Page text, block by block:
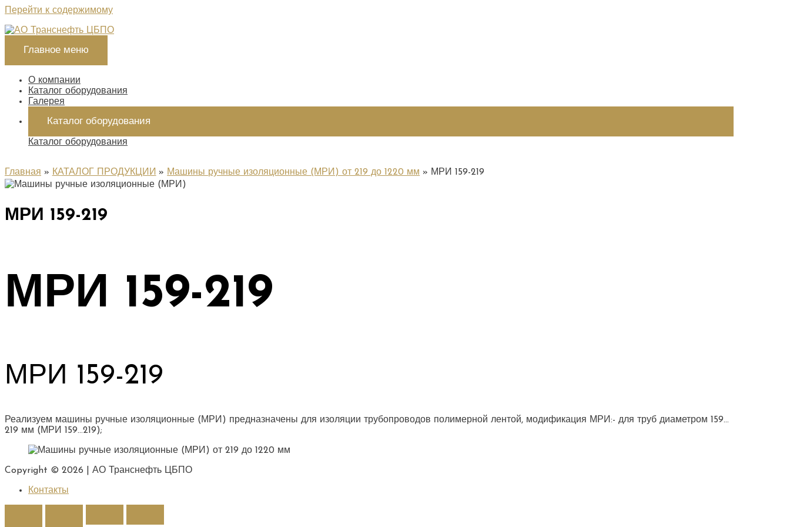
Перейти к содержимому
Главное меню
О компании
Каталог оборудования
Галерея
Каталог оборудования
Каталог оборудования
Главная КАТАЛОГ ПРОДУКЦИИ Машины ручные изоляционные (МРИ) от 219 до 1220 мм МРИ 159-219
МРИ 159-219
МРИ 159-219
МРИ 159-219
Реализуем машины ручные изоляционные (МРИ) предназначены для изоляции трубопроводов полимерной лентой, модификация МРИ:- для труб диаметром 159…
219 мм (МРИ 159…219);
Copyright © 2026 | АО Транснефть ЦБПО
Контакты